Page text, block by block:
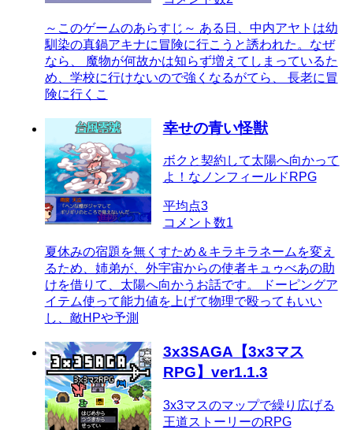
～このゲームのあらすじ～ ある日、中内アヤトは幼
馴染の真鍋アキナに冒険に行こうと誘われた。なぜ
なら、 魔物が何故かは知らず増えてしまっているた
め、学校に行けないので強くなるがてら、 長老に冒
険に行くこ
幸せの青い怪獣
ボクと契約して太陽へ向かって
よ！なノンフィールドRPG
平均点3
コメント数1
夏休みの宿題を無くすため＆キラキラネームを変え
るため、姉弟が、外宇宙からの使者キュゥべあの助
けを借りて、太陽へ向かうお話です。 ドーピングア
イテム使って能力値を上げて物理で殴ってもいい
し、敵HPや予測
3x3SAGA【3x3マス
RPG】ver1.1.3
3x3マスのマップで繰り広げる
王道ストーリーのRPG